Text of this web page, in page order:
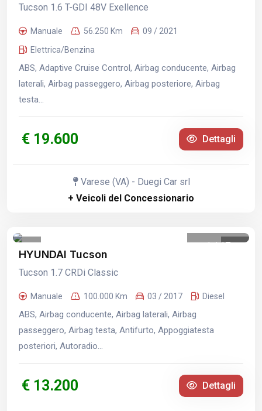
Tucson 1.6 T-GDI 48V Exellence
Manuale 56.250 Km
09 / 2021
Elettrica/Benzina
ABS, Adaptive Cruise Control, Airbag conducente, Airbag
laterali, Airbag passeggero, Airbag posteriore, Airbag
testa...
€ 19.600 Dettagli
Varese (VA) - Duegi Car srl
+ Veicoli del Concessionario
1 /17
HYUNDAI Tucson
Tucson 1.7 CRDi Classic
Manuale 100.000 Km 03 / 2017 Diesel
ABS, Airbag conducente, Airbag laterali, Airbag
passeggero, Airbag testa, Antifurto, Appoggiatesta
posteriori, Autoradio...
€ 13.200 Dettagli